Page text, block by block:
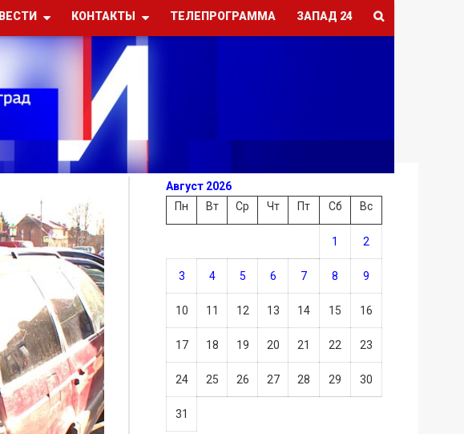
ВЕСТИ КОНТАКТЫ ТЕЛЕПРОГРАММА ЗАПАД 24
Август 2026
Пн
Вт Ср Чт Пт Сб Вс
1 2
3 4 5 6 7 8 9
10 11 12 13 14 15 16
17 18 19 20 21 22 23
24 25 26 27 28 29 30
31